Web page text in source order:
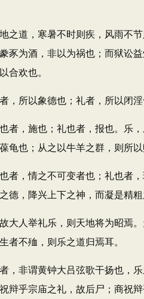
道，寒暑不时则疾，风雨不节
豕为酒，非以为祸也；而狱讼
合欢也。
所以象德也；礼者，所以闭淫
，施也；礼也者，报也。乐，
龟也；从之以牛羊之群，则所以
，情之不可变者也；礼也者，
德，降兴上下之神，而凝是精粗
人举礼乐，则天地将为昭焉。
者不殈，则乐之道归焉耳。
非谓黄钟大吕弦歌干扬也，乐
辩乎宗庙之礼，故后尸；商祝